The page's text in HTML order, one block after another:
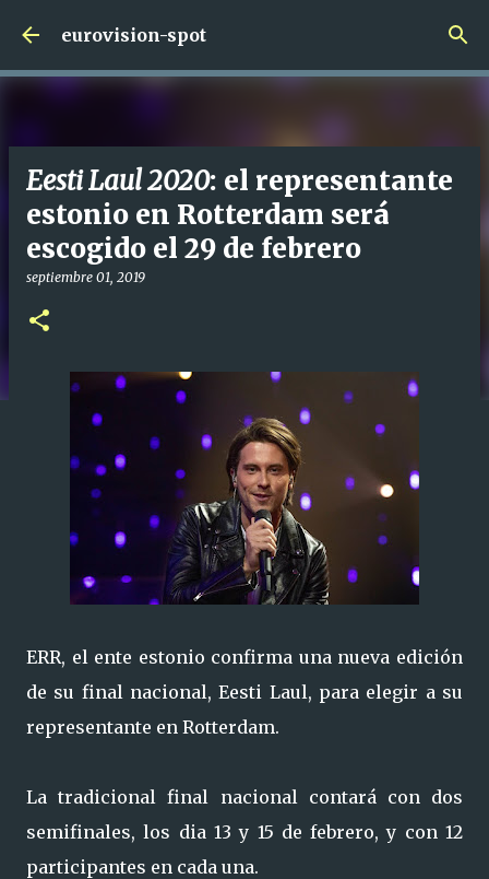
Ir al contenido principal
eurovision-spot
Eesti Laul 2020: el representante
estonio en Rotterdam será
escogido el 29 de febrero
septiembre 01, 2019
ERR, el ente estonio confirma una nueva edición
de su final nacional, Eesti Laul, para elegir a su
representante en Rotterdam.
La tradicional final nacional contará con dos
semifinales, los dia 13 y 15 de febrero, y con 12
participantes en cada una.